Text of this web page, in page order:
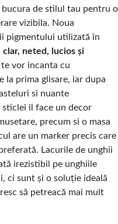
de stilul tau pentru o
vizibila. Noua
pigmentului utilizată în
neted, lucios și
vor incanta cu
la prima glisare, iar dupa
si nuante
sticlei il face un decor
precum si o masa
are un marker precis care
Lacurile de unghii
irezistibil pe unghiile
ci sunt și o soluție ideală
să petreacă mai mult